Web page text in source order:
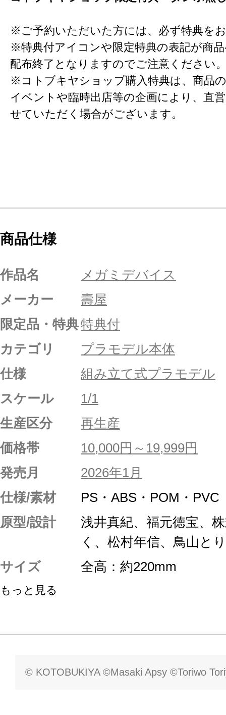
※ご予約いただいた方には、必ず特典を
※特典付アイコンや限定特典の表記が商
配布終了となりますのでご注意ください
※コトブキヤショップ購入特典は、商品
イベントや臨時出店等の企画により、直
せていただく場合がございます。
商品仕様
作品名
メガミデバイス
メーカー
壽屋
限定品・特典特典付
カテゴリ
プラモデル本体
仕様
組み立て式プラモデル
スケール
1/1
生産区分
再生産
価格帯
10,000円～19,999円
発売月
2026年1月
仕様/素材
PS・ABS・POM・
原型/設計
浅井真紀、福元徳宝、
く、松村年信、鳥山と
サイズ
全高：約220mm
もっと見る
© KOTOBUKIYA ©Masaki Apsy ©Toriwo